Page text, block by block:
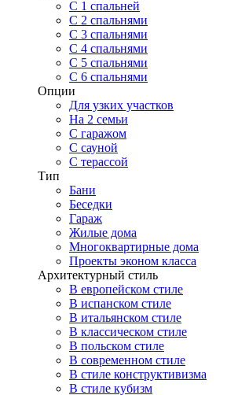
С 1 спальней
С 2 спальнями
С 3 спальнями
С 4 спальнями
С 5 спальнями
С 6 спальнями
Опции
Для узких участков
На 2 семьи
С гаражом
С сауной
С терассой
Тип
Бани
Беседки
Гараж
Жилые дома
Многоквартирные дома
Проекты эконом класса
Архитектурный стиль
В европейском стиле
В испанском стиле
В итальянском стиле
В классическом стиле
В польском стиле
В современном стиле
В стиле конструктивизма
В стиле кубизм